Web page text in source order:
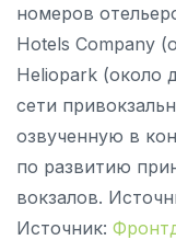
номеров
Hotels Company
Heliopark (около
сети
озвученную в
по развитию
вокзалов.
Источник: